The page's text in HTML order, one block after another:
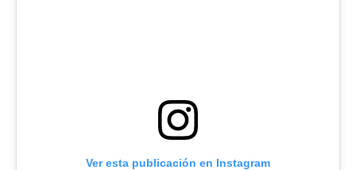
Ver esta publicación en Instagram